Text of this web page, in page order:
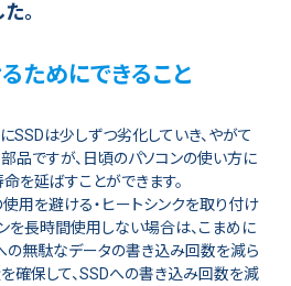
。
ためにできること
SSDは少しずつ劣化していき、やがて
品ですが、日頃のパソコンの使い方に
を延ばすことができます。
用を避ける・ヒートシンクを取り付け
を長時間使用しない場合は、こまめに
の無駄なデータの書き込み回数を減ら
確保して、SSDへの書き込み回数を減